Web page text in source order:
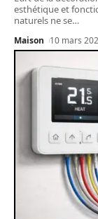
esthétique et
naturels ne se…
Maison 10 mars